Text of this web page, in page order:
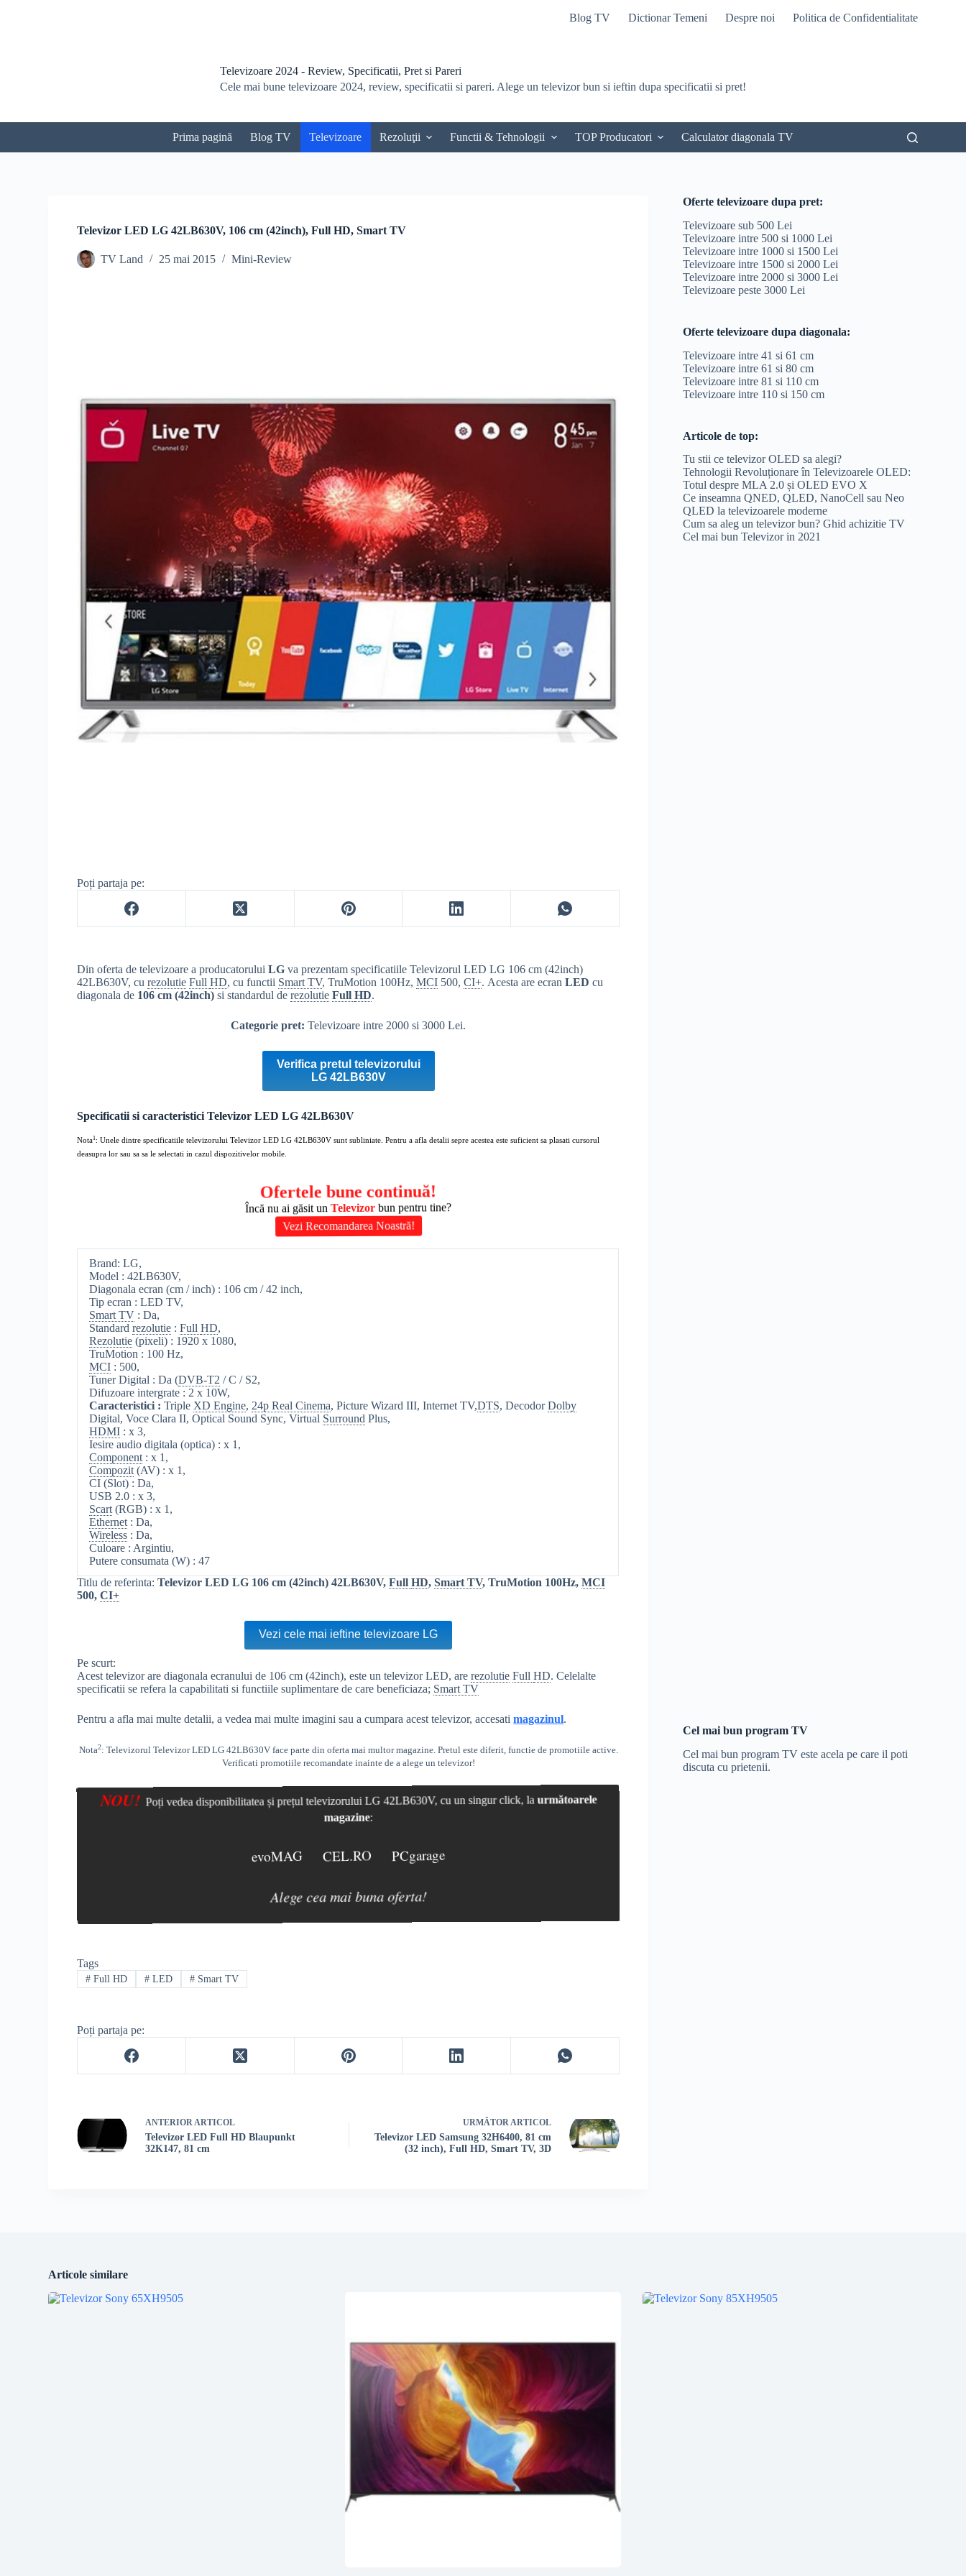
n
Blog TV Dictionar Temeni Despre noi Politica de Confidentialitate
Televizoare 2024 - Review, Specificatii, Pret si Pareri
Cele mai bune televizoare 2024, review, specificatii si pareri. Alege un televizor bun si ieftin dupa specificatii si pret!
Prima pagină Blog TV Televizoare Rezoluţii Functii & Tehnologii TOP Producatori Calculator diagonala TV
Televizor LED LG 42LB630V, 106 cm (42inch), Full HD, Smart TV
TV Land 25 mai 2015 Mini-Review
Poți partaja pe:
Din oferta de televizoare a producatoruluiLG va prezentam specificatiile Televizorul LED LG 106 cm (42inch)
42LB630V, curezolutie FullHD, cu functii Smart TV, TruMotion 100Hz,MCI 500,CI+. Acesta are ecranLED cu
diagonala de 106 cm (42inch) si standardul derezolutie FullHD.
Categorie pret:Televizoare intre 2000 si 3000 Lei.
Verifica pretul televizorului
LG 42LB630V
Specificatii si caracteristici Televizor LED LG 42LB630V
Nota1: Unele dintre specificatiile televizoruluiTelevizor LED LG 42LB630V sunt subliniate. Pentru a afla detalii sepre acestea este suficient sa plasati cursorul
deasupra lor sau sa sa le selectati in cazul dispozitivelor mobile.
Ofertele bune continuă!
Încă nu ai găsit unTelevizorbun pentru tine?
Vezi Recomandarea Noastră!
Brand: LG,
Model : 42LB630V,
Diagonala ecran (cm / inch) : 106 cm / 42 inch,
Tip ecran : LED TV,
Smart TV : Da,
Standardrezolutie :FullHD,
Rezolutie (pixeli) : 1920 x 1080,
TruMotion : 100 Hz,
MCI : 500,
Tuner Digital : Da (DVB-T2 / C / S2,
Difuzoare intergrate : 2 x 10W,
Caracteristici : TripleXD Engine,24p Real Cinema, Picture Wizard III, Internet TV,DTS, DecodorDolby
Digital, Voce Clara II, Optical Sound Sync, Virtual Surround Plus,
HDMI : x 3,
Iesire audio digitala (optica) : x 1,
Component: x 1,
Compozit(AV) : x 1,
CI (Slot) : Da,
USB 2.0 : x 3,
Scart(RGB) : x 1,
Ethernet: Da,
Wireless : Da,
Culoare : Argintiu,
Putere consumata (W) : 47
Titlu de referinta:Televizor LED LG 106 cm (42inch) 42LB630V,FullHD,Smart TV, TruMotion 100Hz,MCI
500,CI+
Vezi cele mai ieftine televizoare LG
Pe scurt:
Acest televizor are diagonala ecranului de 106 cm (42inch), este un televizor LED, arerezolutie FullHD. Celelalte
specificatii se refera la capabilitati si functiile suplimentare de care beneficiaza; Smart TV
Pentru a afla mai multe detalii, a vedea mai multe imagini sau a cumpara acest televizor, accesatimagazinul.
Nota2: Televizorul Televizor LED LG 42LB630V face parte din oferta mai multor magazine. Pretul este diferit, functie de promotiile active.
Verificati promotiile recomandate inainte de a alege un televizor!
NOU! Poți vedea disponibilitatea și prețul televizorului LG 42LB630V, cu un singur click, la următoarele
magazine:
evoMAG CEL.RO PCgarage
Alege cea mai buna oferta!
Tags
# Full HD #LED #Smart TV
Poți partaja pe:
ANTERIORARTICOL
Televizor LED Full HD Blaupunkt
32K147, 81 cm
URMĂTORARTICOL
Televizor LED Samsung 32H6400, 81 cm
(32 inch), Full HD, Smart TV, 3D
Oferte televizoare dupa pret:
Televizoare sub 500 Lei
Televizoare intre 500 si 1000 Lei
Televizoare intre 1000 si 1500 Lei
Televizoare intre 1500 si 2000 Lei
Televizoare intre 2000 si 3000 Lei
Televizoare peste 3000 Lei
Oferte televizoare dupa diagonala:
Televizoare intre 41 si 61 cm
Televizoare intre 61 si 80 cm
Televizoare intre 81 si 110 cm
Televizoare intre 110 si 150 cm
Articole de top:
Tu stii ce televizor OLED sa alegi?
Tehnologii Revoluționare în Televizoarele OLED:
Totul despre MLA 2.0 și OLED EVO X
Ce inseamna QNED, QLED, NanoCell sau Neo
QLED la televizoarele moderne
Cum sa aleg un televizor bun? Ghid achizitie TV
Cel mai bun Televizor in 2021
Cel mai bun program TV
Cel mai bun program TV este acela pe care il poti
discuta cu prietenii.
Articole similare